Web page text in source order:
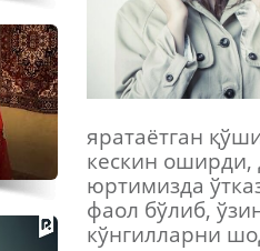
яратаётган
кескин оширди,
юртимизда
фаол бўлиб,
кўнгилларни